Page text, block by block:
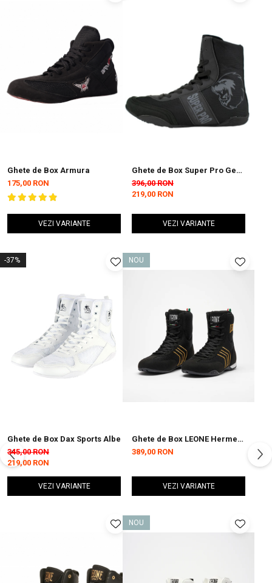
Ghete de Box Armura
175,00 RON
VEZI VARIANTE
Ghete de Box Super Pro Gear
Negre
396,00 RON
219,00 RON
VEZI VARIANTE
-37%
Ghete de Box Dax Sports Albe
345,00 RON
219,00 RON
VEZI VARIANTE
NOU
Ghete de Box LEONE Hermes
Negre
389,00 RON
VEZI VARIANTE
NOU